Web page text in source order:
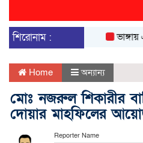
শিরোনাম :
ভাঙ্গায়
Home অন্যান্য
মোঃ নজরুল শিকারীর
দোয়ার মাহফিলের
Reporter Name